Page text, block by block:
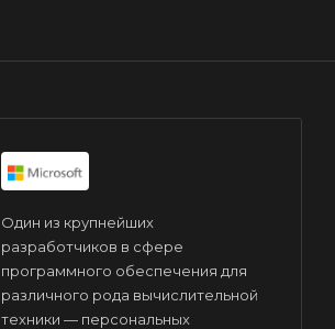
Один из крупнейших
разработчиков в сфере
программного обеспечения для
различного рода вычислительной
техники — персональных